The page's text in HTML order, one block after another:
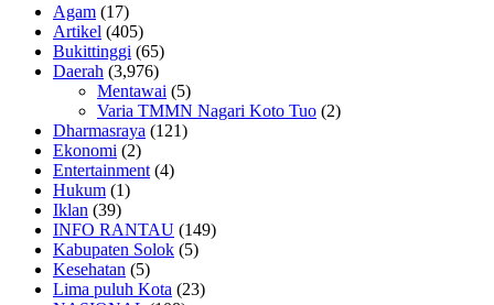
Agam (17)
Artikel (405)
Bukittinggi (65)
Daerah (3,976)
Mentawai (5)
Varia TMMN Nagari Koto Tuo (2)
Dharmasraya (121)
Ekonomi (2)
Entertainment (4)
Hukum (1)
Iklan (39)
INFO RANTAU (149)
Kabupaten Solok (5)
Kesehatan (5)
Lima puluh Kota (23)